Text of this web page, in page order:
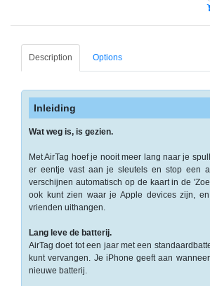
Laptop
en
Standaards
Zit-
sta
oplossingen
Etiketten
Description Options
Inleiding
Wat weg is, is gezien.
Met AirTag hoef je nooit meer lang naar je
er eentje vast aan je sleutels en stop een
verschijnen automatisch op de kaart in de
ook kunt zien waar je Apple devices zijn,
vrienden uithangen.
Lang leve de batterij.
AirTag doet tot een jaar met een
kunt vervangen. Je iPhone geeft aan
nieuwe batterij.